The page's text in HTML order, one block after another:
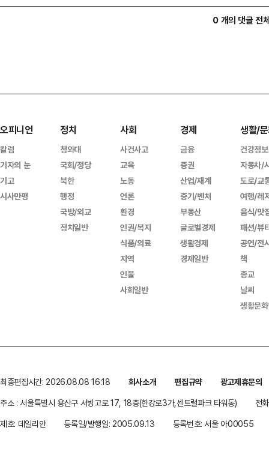
0 개의 댓글 전
오피니언
칼럼
기자의 눈
기고
시사만평
정치
청와대
국회/정당
북한
행정
국방/외교
정치일반
사회
사건사고
교육
노동
언론
환경
인권/복지
식품/의료
지역
인물
사회일반
경제
금융
증권
산업/재계
중기/벤처
부동산
글로벌경제
생활경제
경제일반
생활/
건강정보
자동차/
도로/교
여행/레
음식/맛
패션/뷰
공연/전
책
종교
날씨
생활문
최종편집시간: 2026.08.08 16:18 회사소개 편집규약
광고제휴문의
주소 : 서울특별시 용산구 서빙고로 17, 18층(한강로3가,센트럴파크 타워동)
전
제호: 데일리안
등록일/발행일: 2005.09.13 등록번호: 서울 아00055